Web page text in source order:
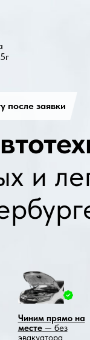
Чиним прямо на
— без
эвакуатора
и